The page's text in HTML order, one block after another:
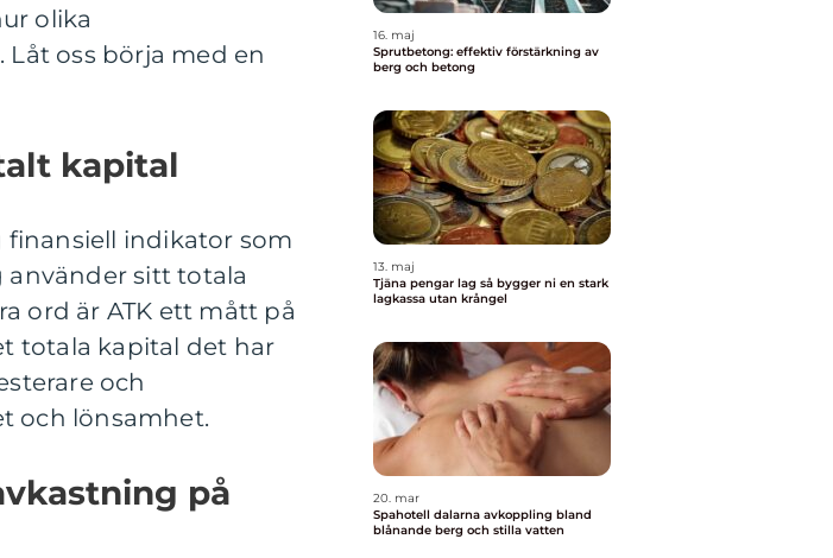
olika
oss börja med en
kapital
finansiell indikator som
sitt totala
ord är ATK ett mått på
totala kapital det har
och
och lönsamhet.
på
16. maj
Sprutbetong: effektiv förstärkning av
berg och betong
13. maj
Tjäna pengar lag så bygger ni en stark
lagkassa utan krångel
20. mar
Spahotell dalarna avkoppling bland
blånande berg och stilla vatten